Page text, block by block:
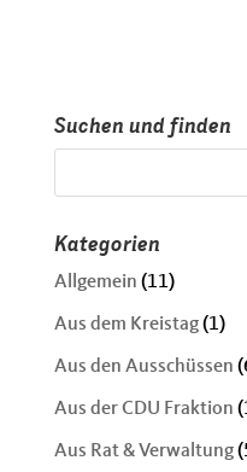
Suchen und finden
Kategorien
Allgemein (11)
Aus dem Kreistag(1)
Aus den Ausschüssen
Aus der CDU Fraktion
Aus Rat & Verwaltung